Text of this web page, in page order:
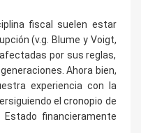
fiscal suelen estar
(v.g. Blume y Voigt,
por sus reglas,
Ahora bien,
experiencia con la
el cronopio de
financieramente